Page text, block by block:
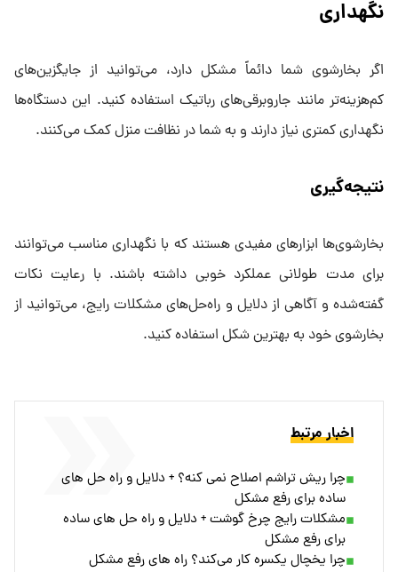
نگهداری
اگر بخارشوی شما دائماً مشکل دارد، می‌توانید از جایگزین‌های
کم‌هزینه‌تر مانند جاروبرقی‌های رباتیک استفاده کنید. این دستگاه‌ها
نگهداری کمتری نیاز دارند و به شما در نظافت منزل کمک می‌کنند.
نتیجه‌گیری
بخارشوی‌ها ابزارهای مفیدی هستند که با نگهداری مناسب می‌توانند
برای مدت طولانی عملکرد خوبی داشته باشند. با رعایت نکات
گفته‌شده و آگاهی از دلایل و راه‌حل‌های مشکلات رایج، می‌توانید از
بخارشوی خود به بهترین شکل استفاده کنید.
اخبار مرتبط
چرا ریش تراشم اصلاح نمی کنه؟ + دلایل و راه‌ حل‌ های
ساده برای رفع مشکل
مشکلات رایج چرخ گوشت + دلایل و راه‌ حل‌ های ساده
برای رفع مشکل
چرا یخچال یکسره کار می‌کند؟ راه های رفع مشکل